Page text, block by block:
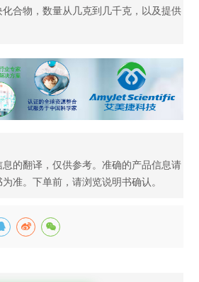
合物，数量从几克到几千克，以及提供
的翻译，仅供参考。准确的产品信息请
准。下单前，请浏览说明书确认。